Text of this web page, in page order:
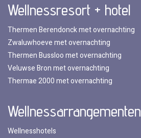
Wellnessresort + hotel
Thermen Berendonck met overnachting
Zwaluwhoeve met overnachting
Thermen Bussloo met overnachting
Veluwse Bron met overnachting
Thermae 2000 met overnachting
Wellnessarrangementen
Wellnesshotels